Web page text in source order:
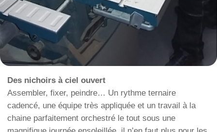
Des nichoirs à ciel ouvert
Assembler, fixer, peindre… Un rythme ternaire
cadencé, une équipe très appliquée et un travail à la
chaine parfaitement orchestré le tout sous une